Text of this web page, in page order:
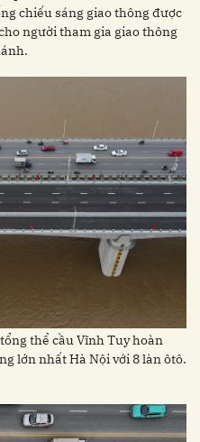
chiếu sáng giao thông được
người tham gia giao thông
thể cầu Vĩnh Tuy hoàn
lớn nhất Hà Nội với 8 làn ôtô.